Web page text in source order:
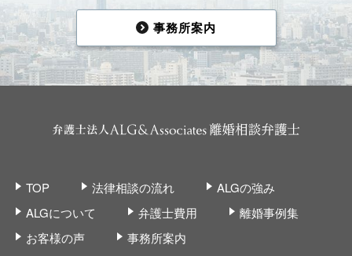
事務所案内
TOP 法律相談の流れ
ALGの強み
ALGについて
弁護士費用
離婚事例集
お客様の声
事務所案内